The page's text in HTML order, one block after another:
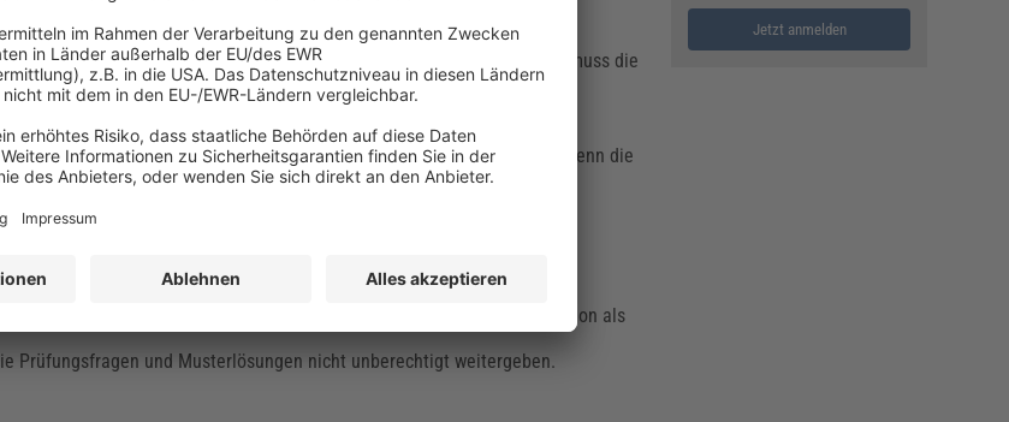
Spielplatzprüfer
„Qualifizierten Spielplatzprüfer nach DIN 79161-1 und -2“ ab. Dabei muss die
die Teilnehmer prüfen lassen.
länger alsdrei Jahre zurückliegen. Weitere Abstände sind nur erlaubt, wenn die
an Fortbildungen teilgenommen hat.
folgende
1.
bestätigt. Hierfür müssen sie zunächst einen Nachweis ihrer Qualifikation als
Prüfungsfragen und Musterlösungen nicht unberechtigt weitergeben.
Jetzt anmelden